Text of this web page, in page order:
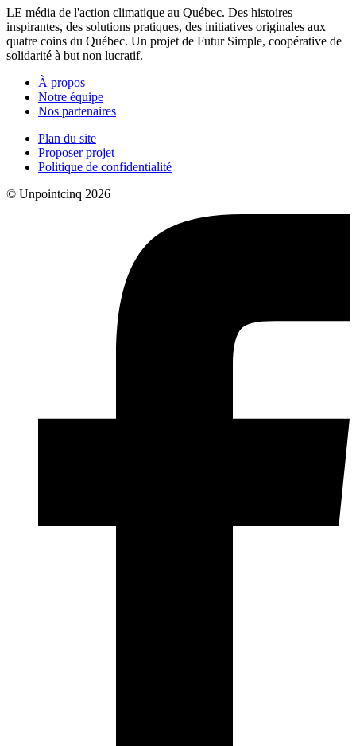
LE média de l'action climatique au Québec. Des histoires
inspirantes, des solutions pratiques, des initiatives originales aux
quatre coins du Québec. Un projet de Futur Simple, coopérative de
solidarité à but non lucratif.
À propos
Notre équipe
Nos partenaires
Plan du site
Proposer projet
Politique de confidentialité
© Unpointcinq 2026